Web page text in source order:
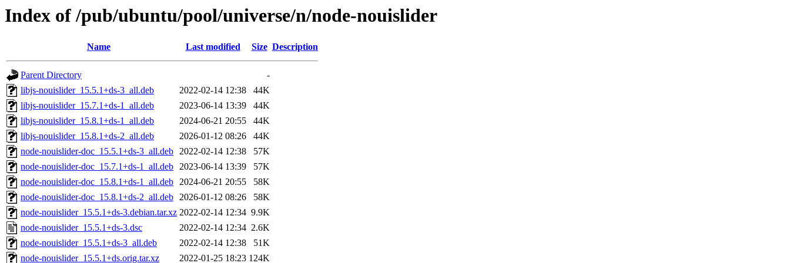
Index of /pub/ubuntu/pool/universe/n/node-nouislider
Name Last modified Size Description
Parent Directory
-
libjs-nouislider_15.5.1+ds-3_all.deb
2022-02-14 12:38
44K
libjs-nouislider_15.7.1+ds-1_all.deb
2023-06-14 13:39
44K
libjs-nouislider_15.8.1+ds-1_all.deb
2024-06-21 20:55
44K
libjs-nouislider_15.8.1+ds-2_all.deb
2026-01-12 08:26
44K
node-nouislider-doc_15.5.1+ds-3_all.deb 2022-02-14 12:38
57K
node-nouislider-doc_15.7.1+ds-1_all.deb 2023-06-14 13:39
57K
node-nouislider-doc_15.8.1+ds-1_all.deb 2024-06-21 20:55
58K
node-nouislider-doc_15.8.1+ds-2_all.deb 2026-01-12 08:26
58K
node-nouislider_15.5.1+ds-3.debian.tar.xz 2022-02-14 12:34 9.9K
node-nouislider_15.5.1+ds-3.dsc
2022-02-14 12:34 2.6K
node-nouislider_15.5.1+ds-3_all.deb
2022-02-14 12:38
51K
node-nouislider_15.5.1+ds.orig.tar.xz
2022-01-25 18:23 124K